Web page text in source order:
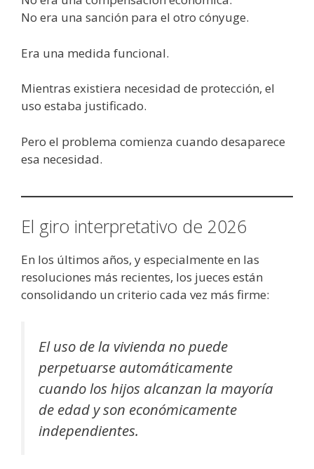
No era una sanción para el otro cónyuge.
Era una medida funcional.
Mientras existiera necesidad de protección, el
uso estaba justificado.
Pero el problema comienza cuando desaparece
esa necesidad.
El giro interpretativo de 2026
En los últimos años, y especialmente en las
resoluciones más recientes, los jueces están
consolidando un criterio cada vez más firme:
El uso de la vivienda no puede
perpetuarse automáticamente
cuando los hijos alcanzan la mayoría
de edad y son económicamente
independientes.